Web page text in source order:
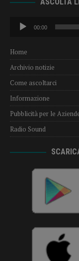
Audio
Player
00:00
Home
Archivio notizie
Come ascoltarci
Informazione
Pubblicità per le
Radio Sound